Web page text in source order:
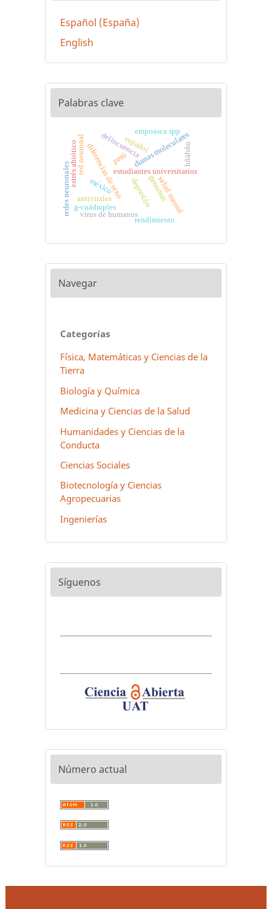
Español (España)
English
Palabras clave
depresión
estudiantes universitarios
diferencias de sexo salud mental
g-cuádruples
virus de humanos
genomas
antivirales
dianas moleculares
delincuencia
perú hñähñu
español
redes neuronales
red neuronal
méxico
estrés abiótico
rendimiento
empoasca spp
Navegar
Categorías
Física, Matemáticas y Ciencias de la
Tierra
Biología y Química
Medicina y Ciencias de la Salud
Humanidades y Ciencias de la
Conducta
Ciencias Sociales
Biotecnología y Ciencias
Agropecuarias
Ingenierías
Síguenos
Número actual